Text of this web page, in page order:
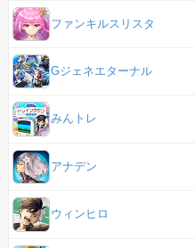
ファンキルスリスタ
Gジェネエターナル
みんトレ
アナデン
ウィンヒロ